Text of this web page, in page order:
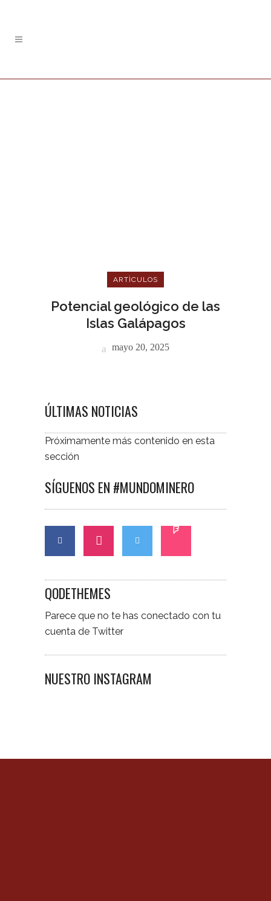
ARTÌCULOS
Potencial geológico de las
Islas Galápagos
mayo 20, 2025
ÚLTIMAS NOTICIAS
Próximamente más contenido en esta
sección
SÍGUENOS EN #MUNDOMINERO
QODETHEMES
Parece que no te has conectado con tu
cuenta de Twitter
NUESTRO INSTAGRAM